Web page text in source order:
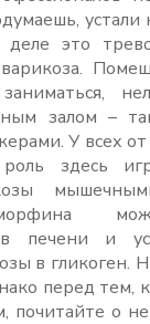
устали
это
залом –
У всех
здесь
печени и
в гликоген.
перед тем,
почитайте о